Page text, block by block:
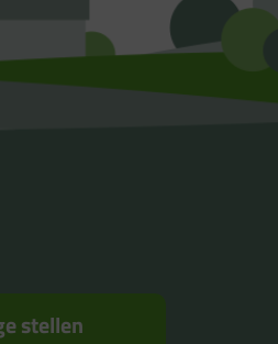
stellen